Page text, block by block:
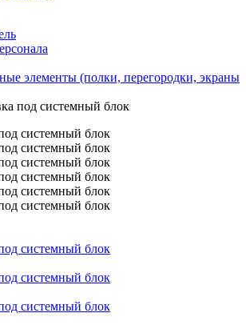
элементы (полки, перегородки, экраны
под системный блок